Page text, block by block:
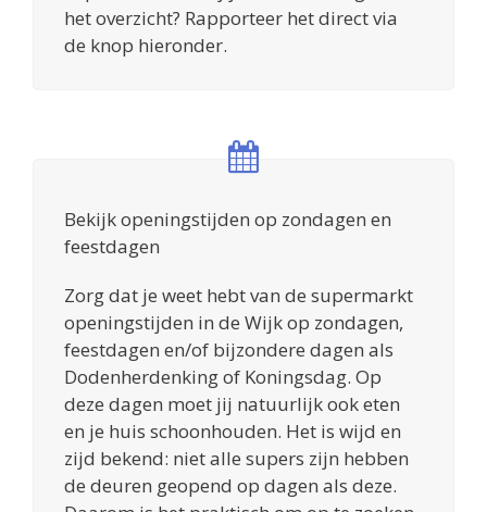
het overzicht? Rapporteer het direct via
de knop hieronder.
Bekijk openingstijden op zondagen en
feestdagen
Zorg dat je weet hebt van de supermarkt
openingstijden in de Wijk op zondagen,
feestdagen en/of bijzondere dagen als
Dodenherdenking of Koningsdag. Op
deze dagen moet jij natuurlijk ook eten
en je huis schoonhouden. Het is wijd en
zijd bekend: niet alle supers zijn hebben
de deuren geopend op dagen als deze.